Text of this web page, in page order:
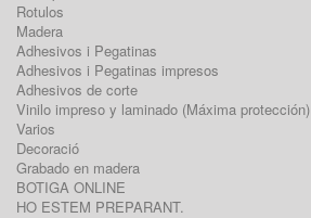
Rotulos
Madera
Adhesivos i Pegatinas
Adhesivos i Pegatinas impresos
Adhesivos de corte
Vinilo impreso y laminado (Máxima protección)
Varios
Decoració
Grabado en madera
BOTIGA ONLINE
HO ESTEM PREPARANT.